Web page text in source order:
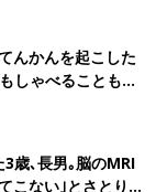
んかんを起こした
しゃべることもで
歳､長男｡脳のMRI
こない｣とさとり…